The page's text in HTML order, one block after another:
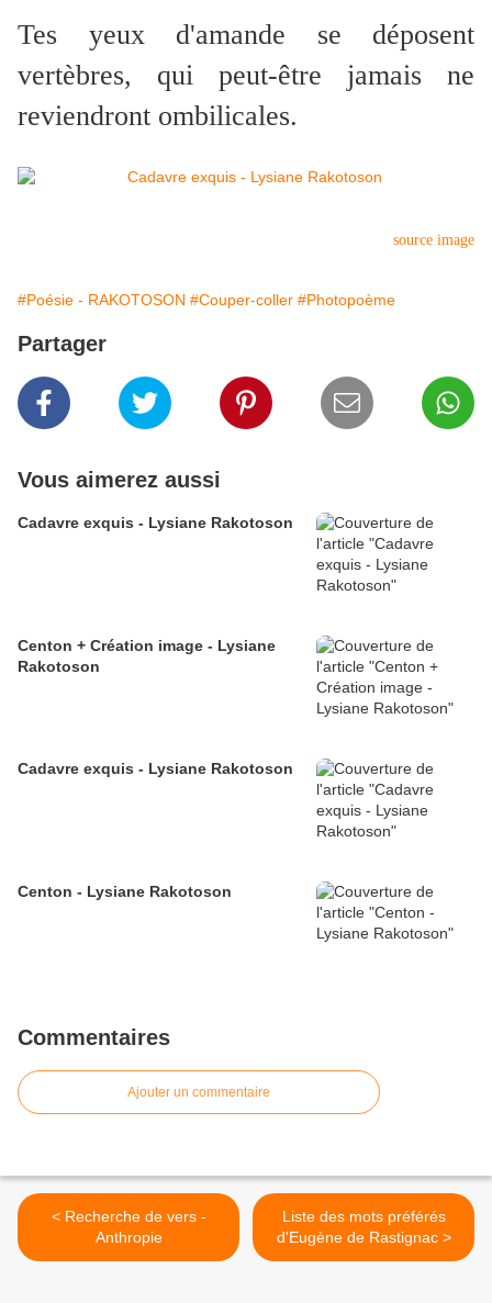
Tes yeux d'amande se déposent
vertèbres, qui peut-être jamais ne
reviendront ombilicales.
source image
#Poésie - RAKOTOSON #Couper-coller #Photopoème
Partager
Vous aimerez aussi
Cadavre exquis - Lysiane Rakotoson
Centon + Création image - Lysiane
Rakotoson
Cadavre exquis - Lysiane Rakotoson
Centon - Lysiane Rakotoson
Commentaires
Ajouter un commentaire
< Recherche de vers -
Anthropie
Liste des mots préférés
d'Eugène de Rastignac >